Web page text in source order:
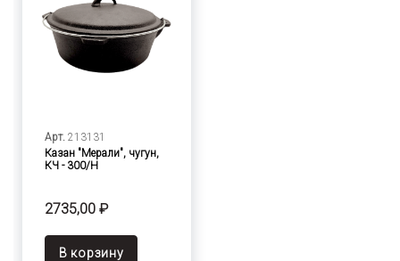
Арт. 213131
Казан "Мерали", чугун,
КЧ - 300/Н
2735,00 ₽
В корзину